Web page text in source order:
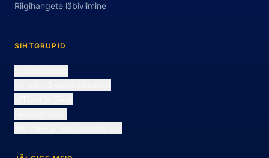
Riigihangete läbiviimine
SIHTGRUPID